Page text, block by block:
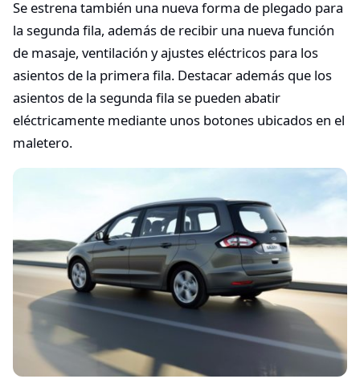
Se estrena también una nueva forma de plegado para
la segunda fila, además de recibir una nueva función
de masaje, ventilación y ajustes eléctricos para los
asientos de la primera fila. Destacar además que los
asientos de la segunda fila se pueden abatir
eléctricamente mediante unos botones ubicados en el
maletero.